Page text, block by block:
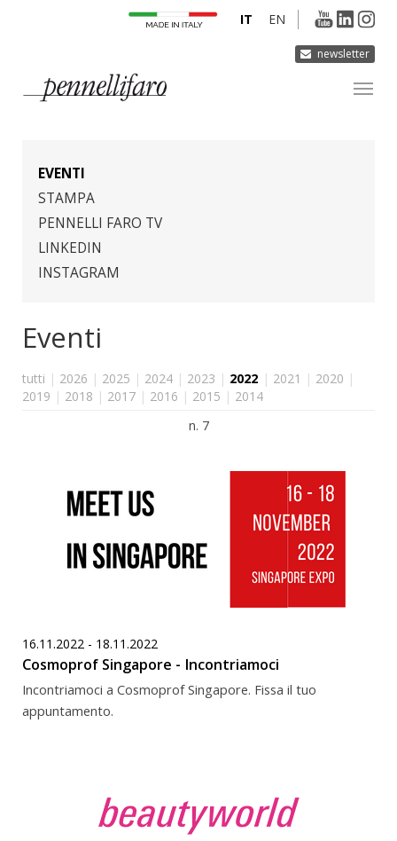
newsletter
EN
IT
PRODOTTI
INNOVAZIONE
DERMOCURA
MEDIA
EVENTI
STAMPA
PENNELLI FARO TV
LINKEDIN
INSTAGRAM
Eventi
tutti | 2026 | 2025 | 2024 | 2023 | 2022 | 2021 | 2020 |
2019 | 2018 | 2017 | 2016 | 2015 | 2014
n. 7
16.11.2022 - 18.11.2022
Cosmoprof Singapore - Incontriamoci
Incontriamoci a Cosmoprof Singapore. Fissa il tuo
appuntamento.